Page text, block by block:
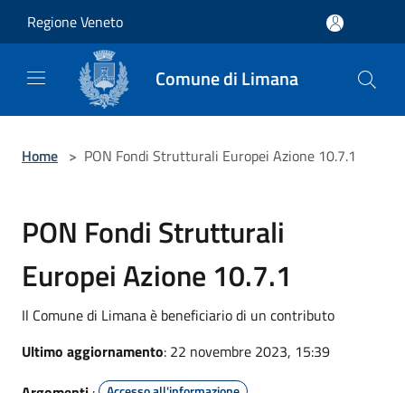
Regione Veneto
Comune di Limana
Home > PON Fondi Strutturali Europei Azione 10.7.1
PON Fondi Strutturali
Europei Azione 10.7.1
Il Comune di Limana è beneficiario di un contributo
Ultimo aggiornamento: 22 novembre 2023, 15:39